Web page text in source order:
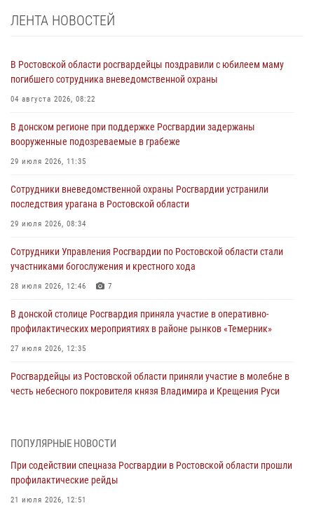
ЛЕНТА НОВОСТЕЙ
В Ростовской области росгвардейцы поздравили с юбилеем маму
погибшего сотрудника вневедомственной охраны
04 августа 2026, 08:22
В донском регионе при поддержке Росгвардии задержаны
вооруженные подозреваемые в грабеже
29 июля 2026, 11:35
Сотрудники вневедомственной охраны Росгвардии устранили
последствия урагана в Ростовской области
29 июля 2026, 08:34
Сотрудники Управления Росгвардии по Ростовской области стали
участниками богослужения и крестного хода
28 июля 2026, 12:46 7
В донской столице Росгвардия приняла участие в оперативно-
профилактических мероприятиях в районе рынков «Темерник»
27 июля 2026, 12:35
Росгвардейцы из Ростовской области приняли участие в молебне в
честь небесного покровителя князя Владимира и Крещения Руси
При содействии спецназа Росгвардии в Ростовской области прошли
21 июля 2026, 12:51
В Ростовской области экипаж вневедомственной охраны задержал
ПОПУЛЯРНЫЕ НОВОСТИ
При содействии спецназа Росгвардии в Ростовской области прошли
профилактические рейды
21 июля 2026, 12:51